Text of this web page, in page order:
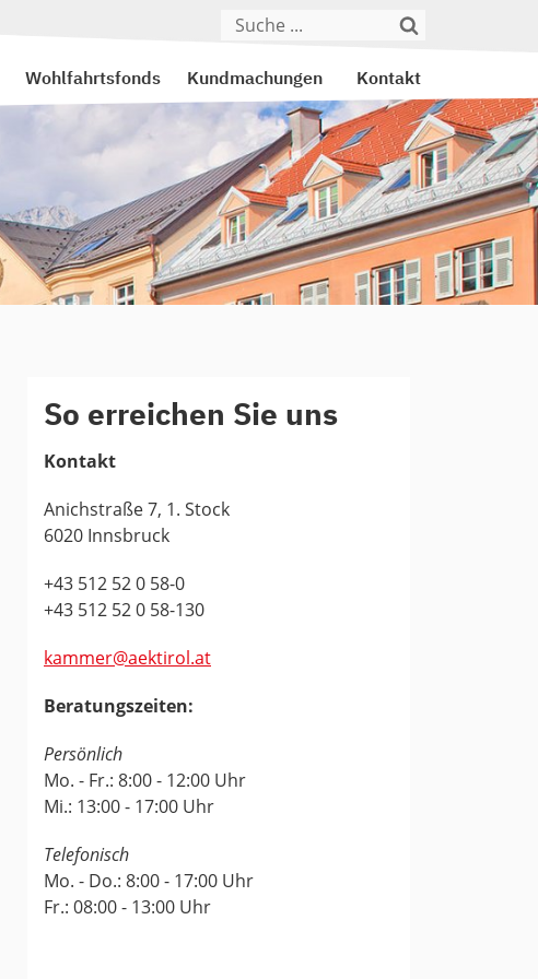
Wohlfahrtsfonds Kundmachungen Kontakt
So erreichen Sie uns
Kontakt
Anichstraße 7, 1. Stock
6020 Innsbruck
+43 512 52 0 58-0
+43 512 52 0 58-130
kammer@aektirol.at
Beratungszeiten:
Persönlich
Mo. - Fr.: 8:00 - 12:00 Uhr
Mi.: 13:00 - 17:00 Uhr
Telefonisch
Mo. - Do.: 8:00 - 17:00 Uhr
Fr.: 08:00 - 13:00 Uhr